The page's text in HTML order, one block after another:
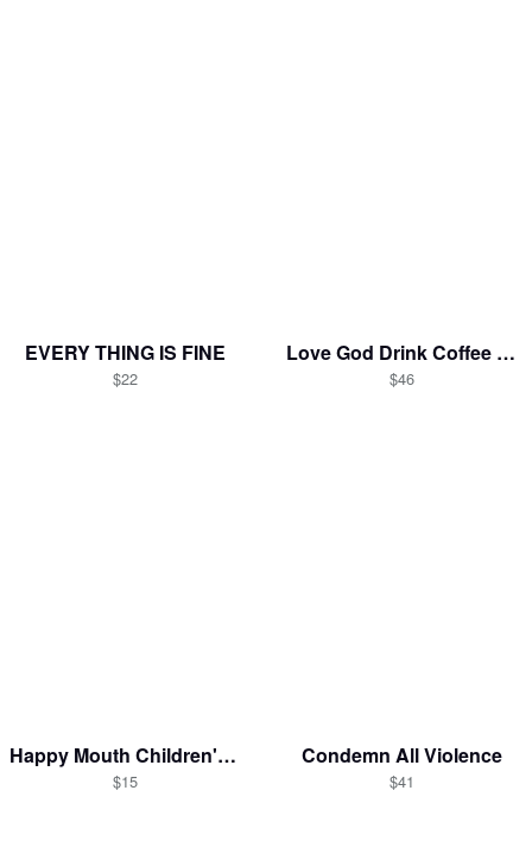
EVERY THING IS FINE
$22
Love God Drink Coffee Read Books
$46
Happy Mouth Children's Book
$15
Condemn All Violence
$41